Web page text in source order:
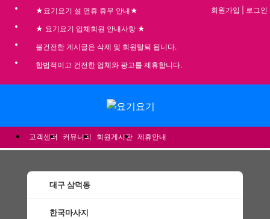
★요기요기 설 연휴 휴무 안내★
★ 요기요기 업체회원 안내사항 ★
불건전한 게시글은 삭제 및 회원탈퇴 됩니다.
합법적이고 건전한 업체와 광고를 제휴합니다.
회원가입 로그인
고객센터 커뮤니티 회원게시판 제휴안내
대구 삼덕동
한국마사지